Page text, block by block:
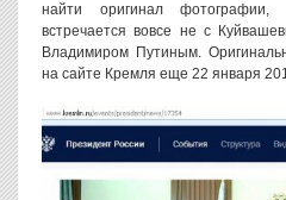
найти оригинал
встречается вовсе не с
Владимиром Путиным.
на сайте Кремля еще 22 января